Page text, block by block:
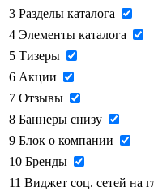
3 Разделы каталога
4 Элементы каталога
5 Тизеры
6 Акции
7 Отзывы
8 Баннеры снизу
9 Блок о компании
10 Бренды
11 Виджет соц. сетей на